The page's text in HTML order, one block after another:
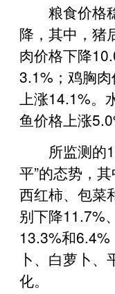
粮食价格
降，其中，猪
肉价格下降
3.1%；鸡胸
上涨14.1%。
鱼价格上涨
所监测的
平”的态势，
西红柿、包菜
别下降11.7%
13.3%和
卜、白萝卜
化。